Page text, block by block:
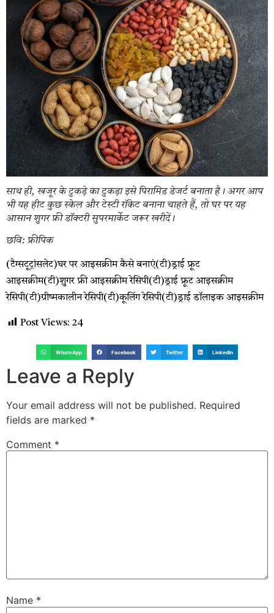
साथ ही, खजूर के टुकड़े का टुकड़ा इसे पिरामिड डेजर्ट बनाता है। अगर आप
भी यह हीट कुछ स्केल और टेस्टी रॉकेट बनाना चाहते हैं, तो घर पर यह
आसान शुगर फ्री डॉक्टरी सुपरमार्केट जरूर खरीदें।
छवि: फ्रीपिक
(टैग्सटूट्रांसलेट)घर पर आइसक्रीम कैसे बनाएं(टी)ड्राई फ्रूट
आइसक्रीम(टी)शुगर फ्री आइसक्रीम रेसिपी(टी)ड्राई फ्रूट आइसक्रीम
रेसिपी(टी)ग्रीष्मकालीन रेसिपी(टी)कूलिंग रेसिपी(टी)ड्राई डॉलाइक आइसक्रीम
Post Views: 24
WhatsApp Facebook Twitter LinkedIn
Leave a Reply
Your email address will not be published. Required
fields are marked *
Comment *
Name *